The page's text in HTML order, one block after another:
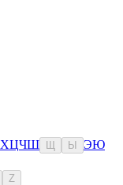
ХЦЧШ Ы ЭЮ
Z